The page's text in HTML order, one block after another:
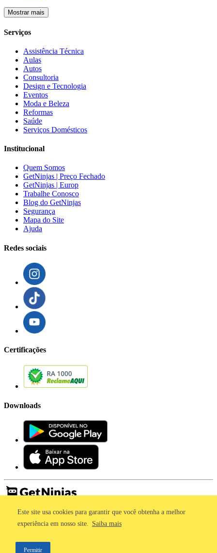
Este site usa cookies para garantir que você obtenha a melhor
experiência em nosso site. Saiba mais
Permitir
Mostrar mais
Serviços
Assistência Técnica
Aulas
Autos
Consultoria
Design e Tecnologia
Eventos
Moda e Beleza
Reformas
Saúde
Serviços Domésticos
Institucional
Quem Somos
GetNinjas | Preço Fechado
GetNinjas | Europ
Trabalhe Conosco
Blog do GetNinjas
Segurança
Mapa do Site
Ajuda
Redes sociais
Certificações
Downloads
Imprensa
Termos de Uso
©2011 - 2026, GetNinjas LTDA. CNPJ 55.744.877/0001-89 - Rua